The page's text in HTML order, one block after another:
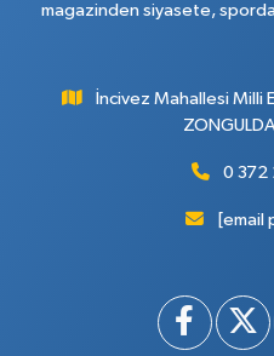
magazinden siyasete,
İncivez Mahallesi Milli
0 372
[email